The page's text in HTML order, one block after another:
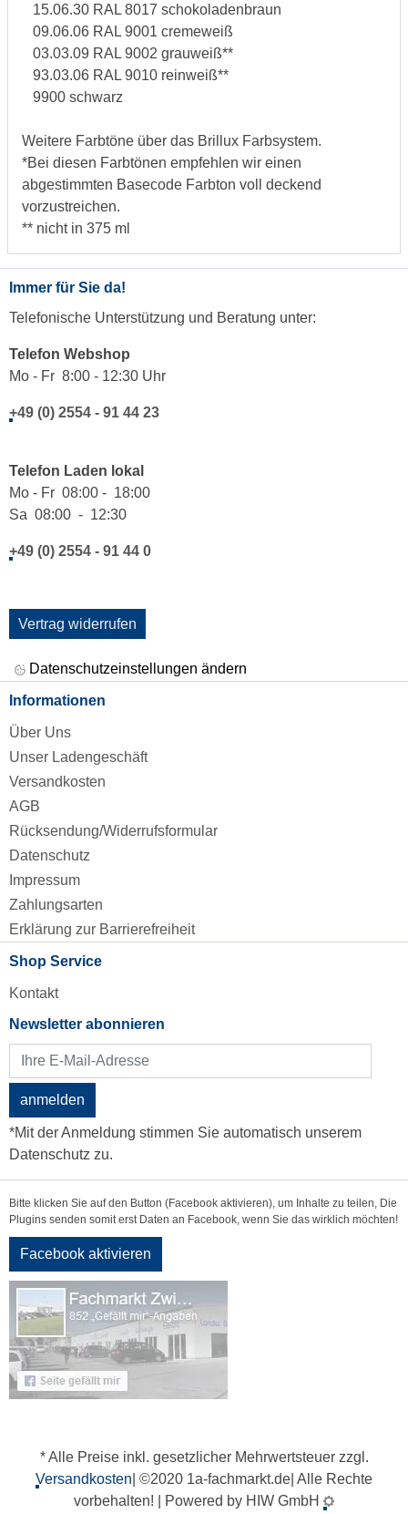
15.06.30 RAL 8017 schokoladenbraun
09.06.06 RAL 9001 cremeweiß
03.03.09 RAL 9002 grauweiß**
93.03.06 RAL 9010 reinweiß**
9900 schwarz
Weitere Farbtöne über das Brillux Farbsystem.
*Bei diesen Farbtönen empfehlen wir einen
abgestimmten Basecode Farbton voll deckend
vorzustreichen.
** nicht in 375 ml
Immer für Sie da!
Telefonische Unterstützung und Beratung unter:
Telefon Webshop
Mo - Fr 8:00 - 12:30 Uhr
+49 (0) 2554 - 91 44 23
Telefon Laden lokal
Mo - Fr 08:00 - 18:00
Sa 08:00 - 12:30
+49 (0) 2554 - 91 44 0
Vertrag widerrufen
Datenschutzeinstellungen ändern
Informationen
Über Uns
Unser Ladengeschäft
Versandkosten
AGB
Rücksendung/Widerrufsformular
Datenschutz
Impressum
Zahlungsarten
Erklärung zur Barrierefreiheit
Shop Service
Kontakt
Newsletter abonnieren
anmelden
*Mit der Anmeldung stimmen Sie automatisch unserem
Datenschutz zu.
Bitte klicken Sie auf den Button (Facebook aktivieren), um Inhalte zu teilen, Die
Plugins senden somit erst Daten an Facebook, wenn Sie das wirklich möchten!
Facebook aktivieren
* Alle Preise inkl. gesetzlicher Mehrwertsteuer zzgl.
Versandkosten | ©2020 1a-fachmarkt.de| Alle Rechte
vorbehalten! | Powered by HIW GmbH